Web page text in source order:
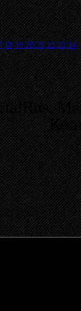
18 19 20 21 22 23 24